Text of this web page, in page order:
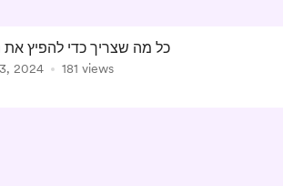
כל מה שצריך כדי להפיץ
2024 181 views